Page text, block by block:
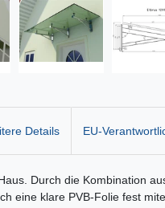
Details EU-
Durch die Kombination
eine klare PVB-Folie fest